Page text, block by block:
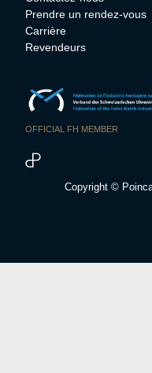
Prendre un rendez-vous
Carrière
Revendeurs
OFFICIAL FH MEMBER
Copyright ©